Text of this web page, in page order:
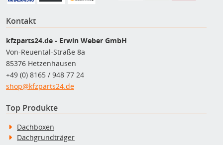
Kontakt
kfzparts24.de - Erwin Weber GmbH
Von-Reuental-Straße 8a
85376 Hetzenhausen
+49 (0) 8165 / 948 77 24
shop@kfzparts24.de
Top Produkte
Dachboxen
Dachgrundträger